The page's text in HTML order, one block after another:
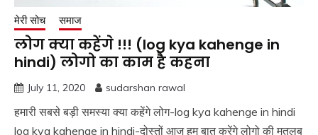
मेरी सोच समाज
लोग क्या कहेंगे !!! (log kya kahenge in
hindi) लोगो का काम है कहना
July 11, 2020 sudarshan rawal
हमारी सबसे बड़ी समस्या क्या कहेंगे लोग-log kya kahenge in hindi
log kya kahenge in hindi-दोस्तों आज हम बात करेंगे लोगो की मतलब